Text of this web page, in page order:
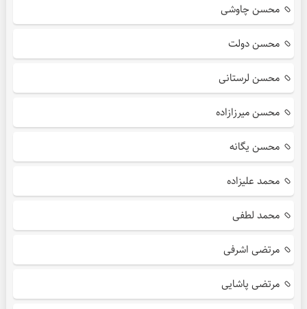
محسن چاوشی
محسن دولت
محسن لرستانی
محسن میرزازاده
محسن یگانه
محمد علیزاده
محمد لطفی
مرتضی اشرفی
مرتضی پاشایی